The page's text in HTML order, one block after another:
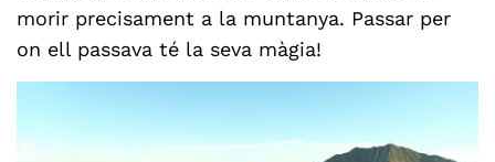
morir precisament a la muntanya. Passar per
on ell passava té la seva màgia!